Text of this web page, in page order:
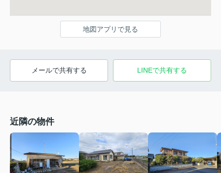
地図アプリで見る
メールで共有する LINEで共有する
近隣の物件